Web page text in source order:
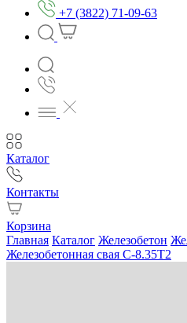
+7 (3822) 71-09-63
Каталог
Контакты
Корзина
Главная Каталог Железобетон
Железобетонная свая С-8.35Т2